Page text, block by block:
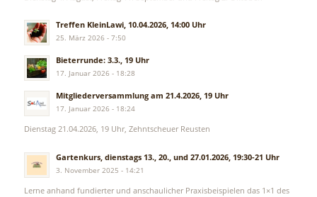
Treffen KleinLawi, 10.04.2026, 14:00 Uhr
25. März 2026 - 7:50
Bieterrunde: 3.3., 19 Uhr
17. Januar 2026 - 18:28
Mitgliederversammlung am 21.4.2026, 19 Uhr
17. Januar 2026 - 18:24
Dienstag 21.04.2026, 19 Uhr, Zehntscheuer Reusten
Gartenkurs, dienstags 13., 20., und 27.01.2026, 19:30-21 Uhr
3. November 2025 - 14:21
Lerne anhand fundierter und anschaulicher Praxisbeispielen das 1×1 des